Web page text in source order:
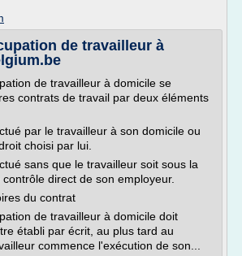
de travailleur à
de travailleur à domicile se
contrats de travail par deux éléments
par le travailleur à son domicile ou
choisi par lui.
sans que le travailleur soit sous la
direct de son employeur.
du contrat
de travailleur à domicile doit
établi par écrit, au plus tard au
commence l'exécution de son...